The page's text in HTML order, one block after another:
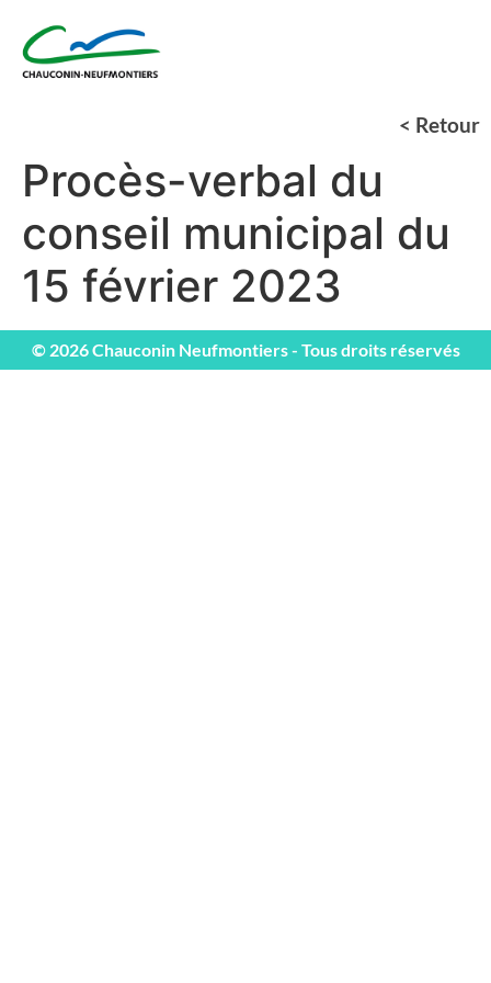
< Retour
Procès-verbal du
conseil municipal du
15 février 2023
© 2026 Chauconin Neufmontiers - Tous droits réservés